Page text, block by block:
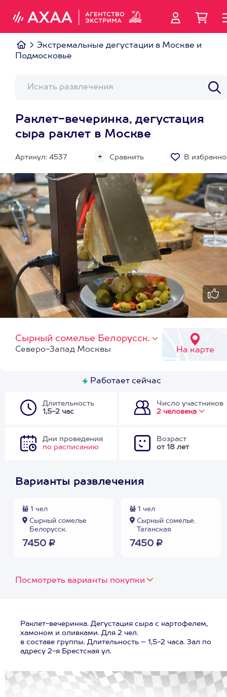
Экстремальные дегустации в Москве и
Подмосковье
Раклет-вечеринка, дегустация
сыра раклет в Москве
Артикул: 4537 Сравнить В
Сырный сомелье Белорусск.
На карте
Северо-Запад Москвы
Работает сейчас
Длительность
1,5-2 час
Число участников
2 человека
Дни проведения
по расписанию
Возраст
от 18 лет
Варианты развлечения
1 чел
Сырный сомелье
Белорусск.
7450 ₽
1 чел
Сырный сомелье,
Таганская
7450 ₽
Посмотреть варианты покупки
Раклет-вечеринка. Дегустация сыра с картофелем,
хамоном и оливками. Для 2 чел.
в составе группы. Длительность – 1,5-2 часа. Зал по
адресу 2-я Брестская ул.